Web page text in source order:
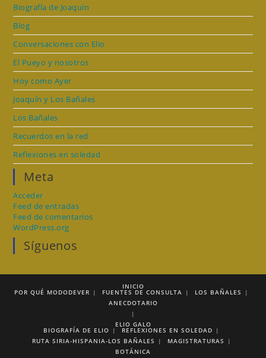
Biografía de Joaquín
Blog
Conversaciones con Elio
El Pueyo y nosotros
Hoy como Ayer
Joaquín y Los Bañales
Los Bañales
Recuerdos en la red
Reflexiones en soledad
Meta
Acceder
Feed de entradas
Feed de comentarios
WordPress.org
Síguenos
INICIO
POR QUÉ MODODEVER FUENTES DE CONSULTA
LOS BAÑALES
ANECDOTARIO
ELIO GALO
BIOGRAFÍA DE ELIO
REFLEXIONES EN SOLEDAD
RUTA SIRIA-HISPANIA-LOS BAÑALES
MAGISTRATURAS
BOTÁNICA